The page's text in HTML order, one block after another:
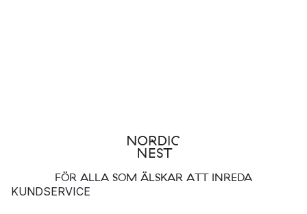
FÖR ALLA SOM ÄLSKAR ATT INREDA
KUNDSERVICE